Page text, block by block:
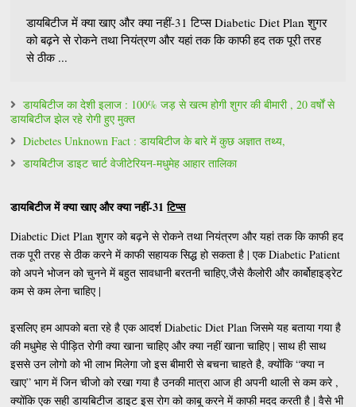
डायबिटीज में क्या खाए और क्या नहीं-31 टिप्स Diabetic Diet Plan शुगर
को बढ़ने से रोकने तथा नियंत्रण और यहां तक कि काफी हद तक पूरी तरह
से ठीक ...
डायबिटीज का देशी इलाज : 100% जड़ से खत्म होगी शुगर की बीमारी , 20 वर्षों से
डायबिटीज झेल रहे रोगी हुए मुक्त
Diebetes Unknown Fact : डायबिटीज के बारे में कुछ अज्ञात तथ्य,
डायबिटीज डाइट चार्ट वेजीटेरियन-मधुमेह आहार तालिका
डायबिटीज में क्या खाए और क्या नहीं-31टिप्स
Diabetic Diet Plan शुगर को बढ़ने से रोकने तथा नियंत्रण और यहां तक कि काफी हद
तक पूरी तरह से ठीक करने में काफी सहायक सिद्ध हो सकता है | एक Diabetic Patient
को अपने भोजन को चुनने में बहुत सावधानी बरतनी चाहिए,जैसे कैलोरी और कार्बोहाइड्रेट
कम से कम लेना चाहिए |
इसलिए हम आपको बता रहे है एक आदर्श Diabetic Diet Plan जिसमे यह बताया गया है
की मधुमेह से पीड़ित रोगी क्या खाना चाहिए और क्या नहीं खाना चाहिए | साथ ही साथ
इससे उन लोगो को भी लाभ मिलेगा जो इस बीमारी से बचना चाहते है, क्योंकि “क्या न
खाए” भाग में जिन चीजो को रखा गया है उनकी मात्रा आज ही अपनी थाली से कम करे ,
क्योंकि एक सही डायबिटीज डाइट इस रोग को काबू करने में काफी मदद करती है | वैसे भी